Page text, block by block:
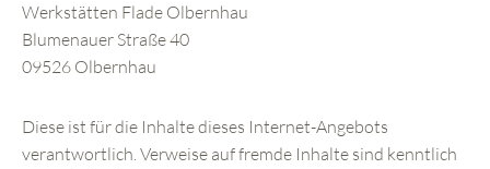
Werkstätten Flade Olbernhau
Blumenauer Straße 40
09526 Olbernhau
Diese ist für die Inhalte dieses Internet-Angebots
verantwortlich. Verweise auf fremde Inhalte sind kenntlich